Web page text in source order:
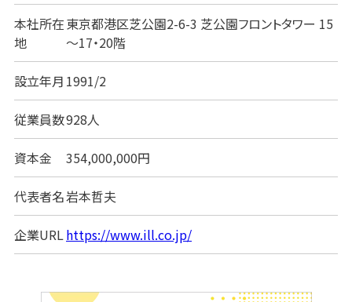
本社所在
地
東京都港区芝公園2-6-3 芝公園フロントタワー 15
～17・20階
設立年月 1991/2
従業員数928人
資本金 354,000,000円
代表者名岩本哲夫
企業URL https://www.ill.co.jp/